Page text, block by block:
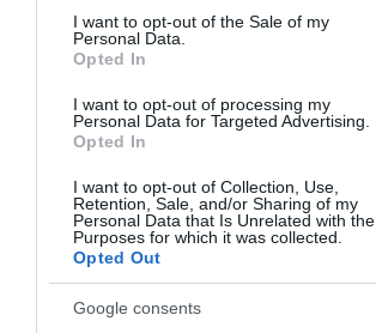
consent section.
I want to opt-out of the Sale of my
Personal Data.
Opted In
I want to opt-out of processing my
Personal Data for Targeted Advertising.
Opted In
I want to opt-out of Collection, Use,
Retention, Sale, and/or Sharing of my
Personal Data that Is Unrelated with the
Purposes for which it was collected.
Opted Out
Google consents